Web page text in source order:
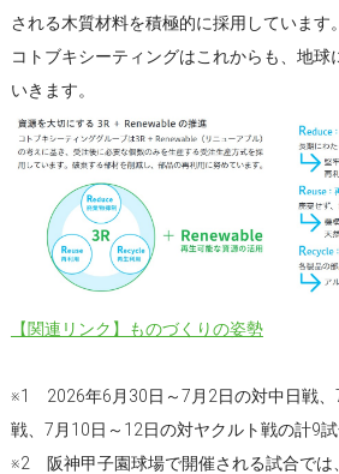
される木質材料を積極的に採用しています。
コトブキシーティングはこれからも、地球
いきます。
【関連リンク】ものづくりの姿勢
※1 2026年6月30日～7月2日の対中日戦、
戦、7月10日～12日の対ヤクルト戦の計9試
※2 阪神甲子園球場で開催される試合では